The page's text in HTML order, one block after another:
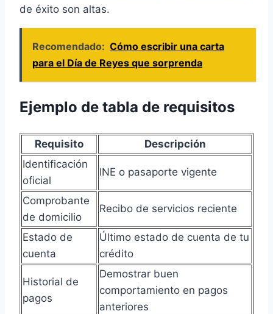
de éxito son altas.
Recomendado: Cómo escribir una carta
para el Día de Reyes que sorprenda
Ejemplo de tabla de requisitos
Requisito
Descripción
Identificación
oficial
INE o pasaporte vigente
Comprobante
de domicilio
Recibo de servicios reciente
Estado de
cuenta
Último estado de cuenta de tu
crédito
Historial de
pagos
Demostrar buen
comportamiento en pagos
anteriores